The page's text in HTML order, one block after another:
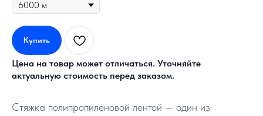
Купить
Цена на товар может отличаться. Уточняйте
актуальную стоимость перед заказом.
Стяжка полипропиленовой лентой — один из